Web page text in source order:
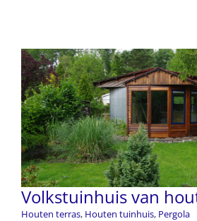
Volkstuinhuis van
Houten terras, Houten tuinhuis, Pergola